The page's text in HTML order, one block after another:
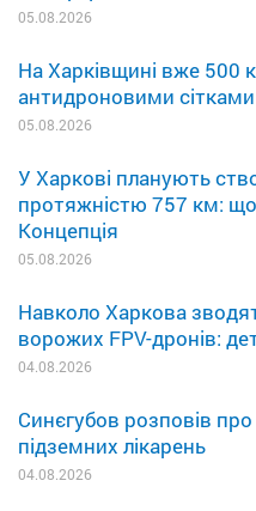
05.08.2026
На Харківщині вже 500
антидроновими сітками
05.08.2026
У Харкові планують
протяжністю 757 км:
Концепція
05.08.2026
Навколо Харкова
ворожих FPV-дронів:
04.08.2026
Синєгубов розповів
підземних лікарень
04.08.2026